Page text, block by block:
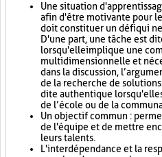
Une situation
afin d'être motivante pour
doit constituer un défi qui
D'une part, une tâche est
lorsqu'elle implique une
multidimensionnelle et
dans la discussion,
de la recherche de
dite authentique lorsqu'elle
de l’école ou de la
Un objectif commun :
de l'équipe et de mettre en
leurs talents.
L'interdépendance et la